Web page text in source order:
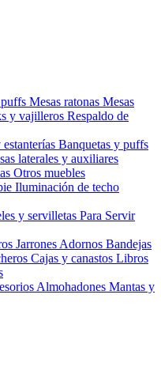
Mesas ratonas Mesas
y vajilleros Respaldo de
Banquetas y puffs
laterales y auxiliares
Otros muebles
Iluminación de techo
y servilletas Para Servir
Jarrones Adornos Bandejas
Cajas y canastos Libros
Almohadones Mantas y